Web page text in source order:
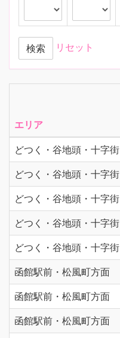
検索 リセット
エリア
どつく・谷地頭・十字街
どつく・谷地頭・十字街
どつく・谷地頭・十字街
どつく・谷地頭・十字街
どつく・谷地頭・十字街
函館駅前・松風町方面
函館駅前・松風町方面
函館駅前・松風町方面